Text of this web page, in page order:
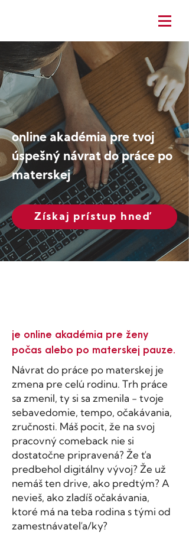
online akadémia pre tvoj
úspešný návrat do práce po
materskej
Získaj prístup hneď
je online akadémia pre ženy
počas alebo po materskej pauze.
Návrat do práce po materskej je
zmena pre celú rodinu. Trh práce
sa zmenil, ty si sa zmenila - tvoje
sebavedomie, tempo, očakávania,
zručnosti. Máš pocit, že na svoj
pracovný comeback nie si
dostatočne pripravená? Že ťa
predbehol digitálny vývoj? Že už
nemáš ten drive, ako predtým? A
nevieš, ako zladíš očakávania,
ktoré má na teba rodina s tými od
zamestnávateľa/ky?